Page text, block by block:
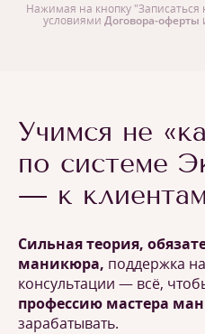
Нажимая на кнопку
условиями Договора-оферты
Учимся не
по системе
— к клиентам
Сильная теория,
маникюра, поддержка
консультации — всё,
профессию мастера
зарабатывать.